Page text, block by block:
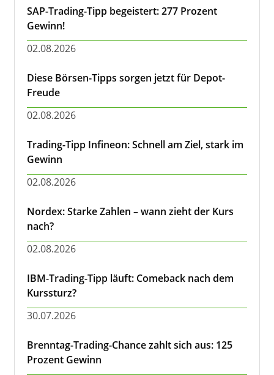
SAP-Trading-Tipp begeistert: 277 Prozent
Gewinn!
02.08.2026
Diese Börsen-Tipps sorgen jetzt für Depot-
Freude
02.08.2026
Trading-Tipp Infineon: Schnell am Ziel, stark im
Gewinn
02.08.2026
Nordex: Starke Zahlen – wann zieht der Kurs
nach?
02.08.2026
IBM-Trading-Tipp läuft: Comeback nach dem
Kurssturz?
30.07.2026
Brenntag-Trading-Chance zahlt sich aus: 125
Prozent Gewinn